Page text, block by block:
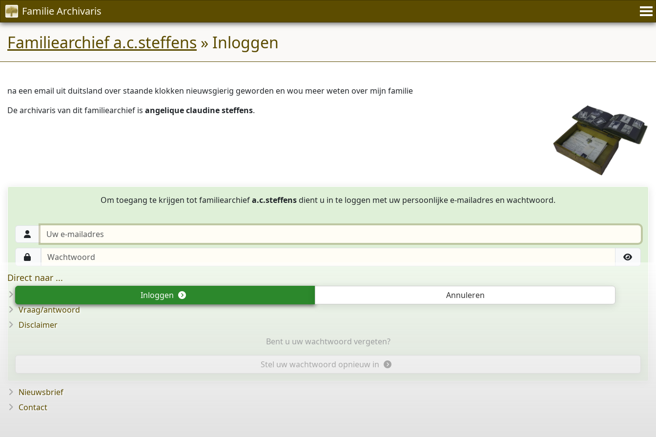
Familie Archivaris
Familiearchief a.c.steffens » Inloggen
na een email uit duitsland over staande klokken nieuwsgierig geworden en wou meer weten over mijn familie
De archivaris van dit familiearchief is angelique claudine steffens.
Om toegang te krijgen tot familiearchiefa.c.steffens dient u in te loggen met uw persoonlijke e-mailadres en wachtwoord.
Inloggen Annuleren
Bent u uw wachtwoord vergeten?
Stel uw wachtwoord opnieuw in
Direct naar ...
Vraag/antwoord
Disclaimer
Nieuwsbrief
Contact